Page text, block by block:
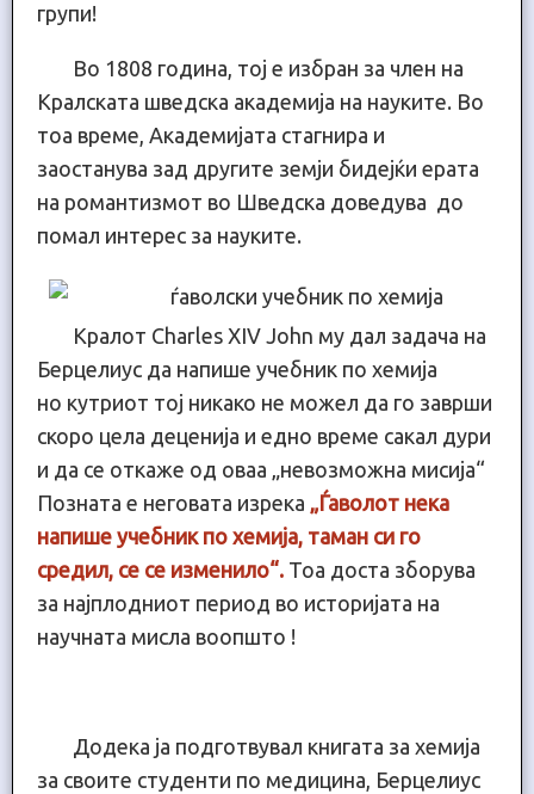
групи!
Во 1808 година, тој е избран за член на
Кралската шведска академија на науките. Во
тоа време, Академијата стагнира и
заостанува зад другите земји бидејќи ерата
на романтизмот во Шведска доведува до
помал интерес за науките.
Кралот Charles XIV John му дал задача на
Берцелиус да напише учебник по хемија
но кутриот тој никако не можел да го заврши
скоро цела деценија и едно време сакал дури
и да се откаже од оваа „невозможна мисија“
Позната е неговата изрека „Ѓаволот нека
напише учебник по хемија, таман си го
средил, се се изменило“. Тоа доста зборува
за најплодниот период во историјата на
научната мисла воопшто !
Додека ја подготвувал книгата за хемија
за своите студенти по медицина, Берцелиус